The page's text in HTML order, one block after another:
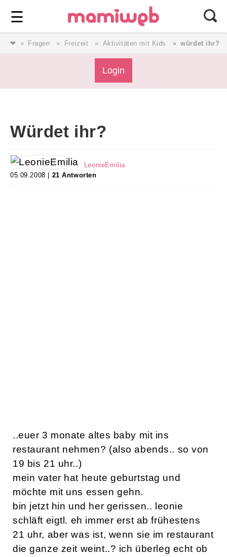
☰ ⎯ Wir lieben Familie ⎯
❤ Fragen Freizeit Aktivitäten mit Kids würdet ihr?
Login
Würdet ihr?
LeonieEmilia
05.09.2008 | 21 Antworten
..euer 3 monate altes baby mit ins
restaurant nehmen? (also abends.. so von
19 bis 21 uhr..)
mein vater hat heute geburtstag und
möchte mit uns essen gehn.
bin jetzt hin und her gerissen.. leonie
schläft eigtl. eh immer erst ab frühestens
21 uhr, aber was ist, wenn sie im restaurant
die ganze zeit weint..? ich überleg echt ob
Forum
Service